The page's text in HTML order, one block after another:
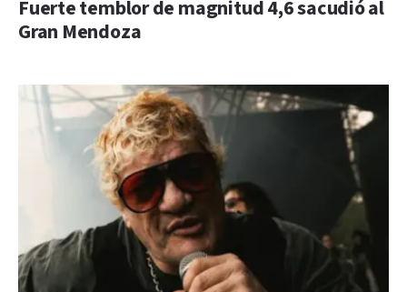
Fuerte temblor de magnitud 4,6 sacudió al
Gran Mendoza